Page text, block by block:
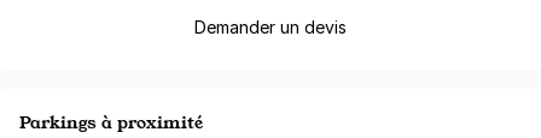
Demander un devis
Parkings à proximité